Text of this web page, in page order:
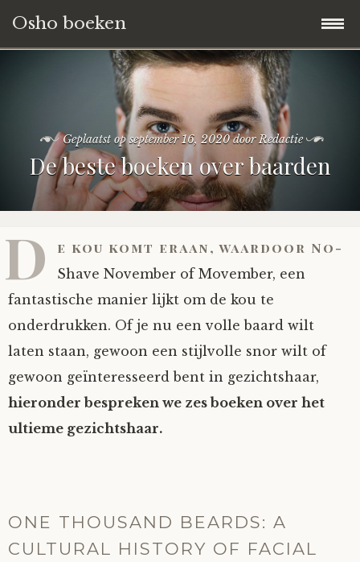
Osho boeken
springen
Boeken Reviews
Over ons
Geplaatst opseptember 16, 2020doorRedactie
De beste boeken over baarden
D e kou komt eraan, waardoor No-
Shave November of Movember, een
fantastische manier lijkt om de kou te
onderdrukken. Of je nu een volle baard wilt
laten staan, gewoon een stijlvolle snor wilt of
gewoon geïnteresseerd bent in gezichtshaar,
hieronder bespreken we zes boeken over het
ultieme gezichtshaar.
ONE THOUSAND BEARDS: A
CULTURAL HISTORY OF FACIAL